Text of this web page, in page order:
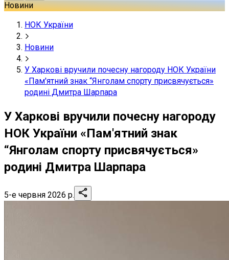
Новини
НОК України
Новини
У Харкові вручили почесну нагороду НОК України
«Пам'ятний знак “Янголам спорту присвячується»
родині Дмитра Шарпара
У Харкові вручили почесну нагороду
НОК України «Пам'ятний знак
“Янголам спорту присвячується»
родині Дмитра Шарпара
5-е червня 2026 р.